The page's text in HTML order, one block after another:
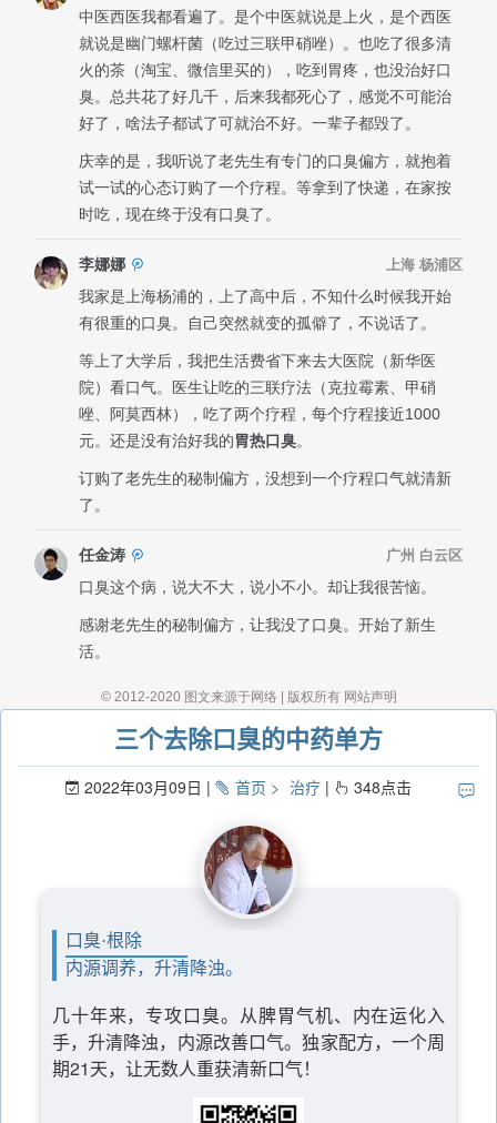
三个去除口臭的中药单方
2022年03月09日 首页 治疗 348点击
口臭·根除
内源调养，升清降浊。
几十年来，专攻口臭。从脾胃气机、内在运化入
手，升清降浊，内源改善口气。独家配方，一个周
期21天，让无数人重获清新口气！